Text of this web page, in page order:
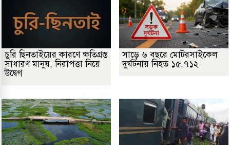
চুরি ছিনতাইয়ের কারণে ক্ষতিগ্রস্ত
সাধারণ মানুষ, নিরাপত্তা নিয়ে
উদ্বেগ
সাড়ে ৬ বছরে মোটরসাইকেল
দুর্ঘটনায় নিহত ১৫,৭১২